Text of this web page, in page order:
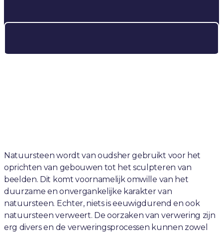
Natuursteen wordt van oudsher gebruikt voor het
oprichten van gebouwen tot het sculpteren van
beelden. Dit komt voornamelijk omwille van het
duurzame en onvergankelijke karakter van
natuursteen. Echter, niets is eeuwigdurend en ook
natuursteen verweert. De oorzaken van verwering zijn
erg divers en de verweringsprocessen kunnen zowel